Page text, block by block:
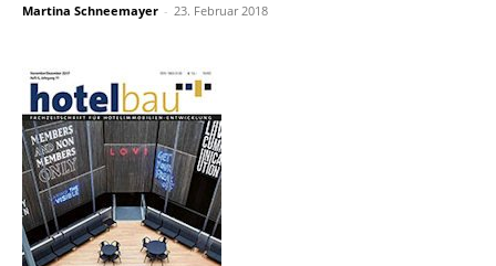
Martina Schneemayer - 23. Februar 2018